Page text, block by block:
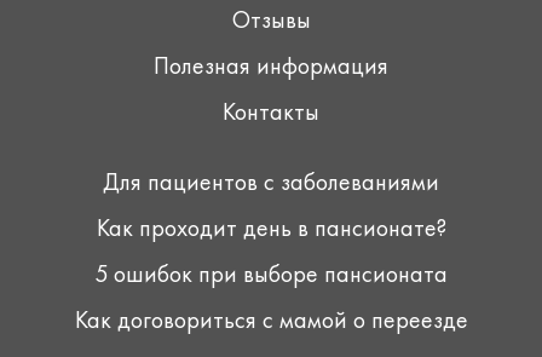
Отзывы
Полезная информация
Контакты
Для пациентов с заболеваниями
Как проходит день в пансионате?
5 ошибок при выборе пансионата
Как договориться с мамой о переезде